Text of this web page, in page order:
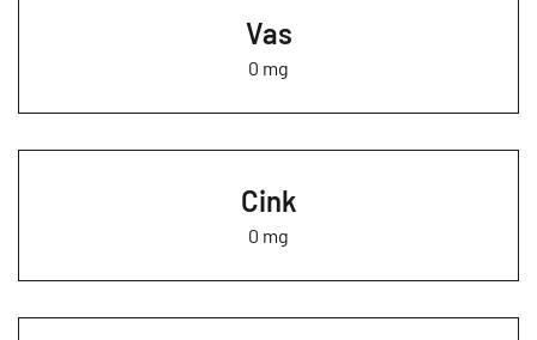
Vas
0 mg
Cink
0 mg